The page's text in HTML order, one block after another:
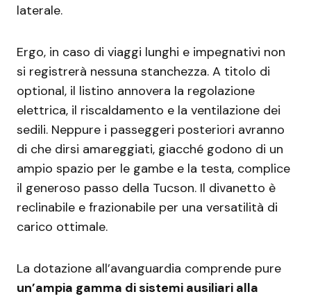
laterale.
Ergo, in caso di viaggi lunghi e impegnativi non
si registrerà nessuna stanchezza. A titolo di
optional, il listino annovera la regolazione
elettrica, il riscaldamento e la ventilazione dei
sedili. Neppure i passeggeri posteriori avranno
di che dirsi amareggiati, giacché godono di un
ampio spazio per le gambe e la testa, complice
il generoso passo della Tucson. Il divanetto è
reclinabile e frazionabile per una versatilità di
carico ottimale.
La dotazione all’avanguardia comprende pure
un’ampia gamma di sistemi ausiliari alla